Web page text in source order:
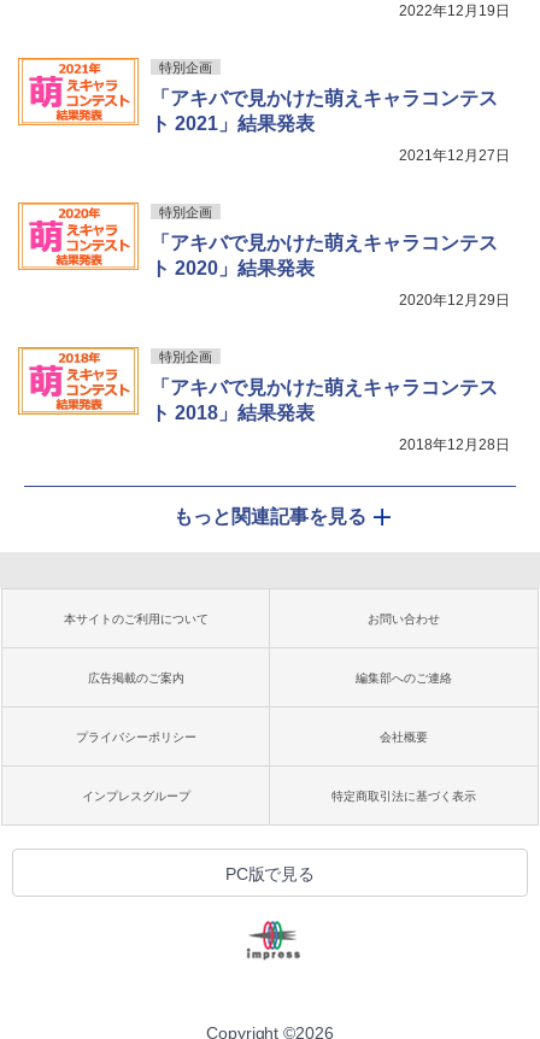
2022年12月19日
特別企画
「アキバで見かけた萌えキャラコンテス
ト 2021」結果発表
2021年12月27日
特別企画
「アキバで見かけた萌えキャラコンテス
ト 2020」結果発表
2020年12月29日
特別企画
「アキバで見かけた萌えキャラコンテス
ト 2018」結果発表
2018年12月28日
もっと関連記事を見る
本サイトのご利用について お問い合わせ
広告掲載のご案内 編集部へのご連絡
プライバシーポリシー 会社概要
インプレスグループ 特定商取引法に基づく表示
PC版で見る
Copyright ©2026